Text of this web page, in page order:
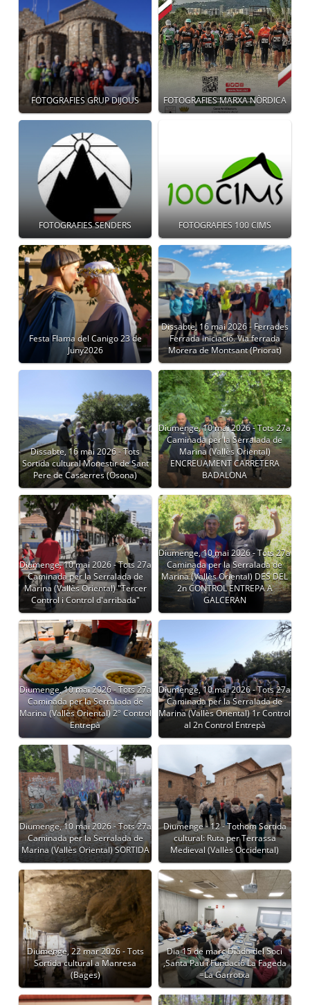
FOTOGRAFIES GRUP DIJOUS FOTOGRAFIES MARXA NÒRDICA
FOTOGRAFIES SENDERS FOTOGRAFIES 100 CIMS
Festa Flama del Canigo 23 de
Juny2026
Dissabte, 16 mai 2026 - Ferrades
Ferrada iniciació. Via ferrada
Morera de Montsant (Priorat)
Dissabte, 16 mai 2026 - Tots
Sortida cultural Monestir de Sant
Pere de Casserres (Osona)
Diumenge, 10 mai 2026 - Tots 27a
Caminada per la Serralada de
Marina (Vallès Oriental)
ENCREUAMENT CARRETERA
BADALONA
Diumenge, 10 mai 2026 - Tots 27a
Caminada per la Serralada de
Marina (Vallès Oriental) "Tercer
Control i Control d'arribada"
Diumenge, 10 mai 2026 - Tots 27a
Caminada per la Serralada de
Marina (Vallès Oriental) DES DEL
2n CONTROL ENTREPA A
GALCERAN
Diumenge, 10 mai 2026 - Tots 27a
Caminada per la Serralada de
Marina (Vallès Oriental) 2º Control
Entrepà
Diumenge, 10 mai 2026 - Tots 27a
Caminada per la Serralada de
Marina (Vallès Oriental) 1r Control
al 2n Control Entrepà
Diumenge, 10 mai 2026 - Tots 27a
Caminada per la Serralada de
Marina (Vallès Oriental) SORTIDA
Diumenge - 12 - Tothom Sortida
cultural: Ruta per Terrassa
Medieval (Vallès Occidental)
Diumenge, 22 mar 2026 - Tots
Sortida cultural a Manresa
(Bages)
Dia 15 de març Diada del Soci
,Santa Pau i Fundació La Fageda
=La Garrotxa